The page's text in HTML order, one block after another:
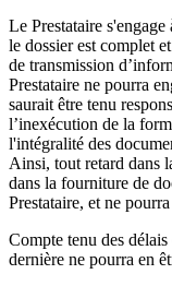
Le Prestataire
le dossier est complet
de transmission
Prestataire ne pourra
saurait être tenu
l’inexécution de la
l'intégralité des
Ainsi, tout retard dans
dans la fourniture de
Prestataire, et ne
Compte tenu des
dernière ne pourra en